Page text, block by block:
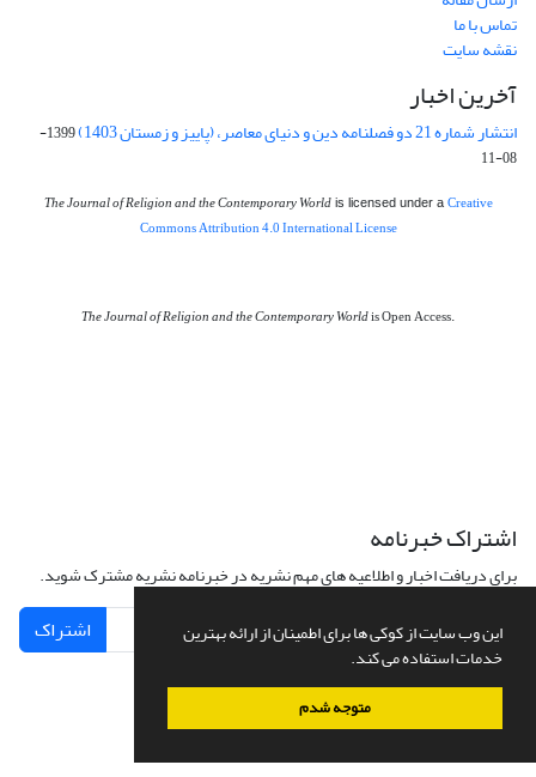
این وب سایت از کوکی ها برای اطمینان از ارائه بهترین
خدمات استفاده می کند.
متوجه شدم
تماس با ما
نقشه سایت
آخرین اخبار
انتشار شماره 21 دو فصلنامه دین و دنیای معاصر، (پاییز و زمستان 1403)
1399-
08-11
The Journal of Religion and the Contemporary Worldis licensed under a Creative
Commons Attribution 4.0 International License
The Journal of Religion and the Contemporary Worldis Open Access.
اشتراک خبرنامه
برای دریافت اخبار و اطلاعیه های مهم نشریه در خبرنامه نشریه مشترک شوید.
اشتراک
سامانه مدیریت نشریات علمی.طراحی و پیاده سازی ازسیناوب